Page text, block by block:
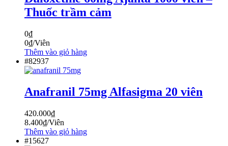
Thuốc trầm cảm
0₫
0₫/Viên
Thêm vào giỏ hàng
#82937
Anafranil 75mg Alfasigma 20 viên
420.000₫
8.400₫/Viên
Thêm vào giỏ hàng
#15627